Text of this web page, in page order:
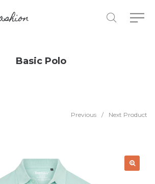
Basic Polo
Previous / Next Product